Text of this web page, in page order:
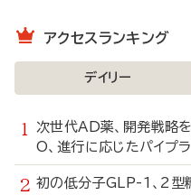
アクセスランキング
デイリー
次世代AD薬、開発戦略
O、進行に応じたパイプ
初の低分子GLP-1、2型